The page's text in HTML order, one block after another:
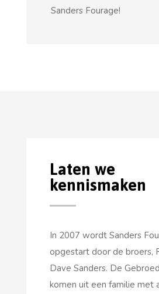
Sanders Fourage!
Laten we
kennismaken
In 2007 wordt Sanders
opgestart door de broers,
Dave Sanders. De
komen uit een familie met